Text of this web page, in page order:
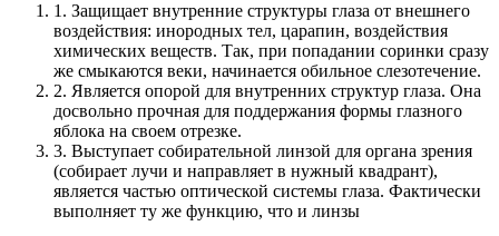
1. Защищает внутренние структуры глаза от внешнего
воздействия: инородных тел, царапин, воздействия
химических веществ. Так, при попадании соринки сразу
же смыкаются веки, начинается обильное слезотечение.
2. Является опорой для внутренних структур глаза. Она
досвольно прочная для поддержания формы глазного
яблока на своем отрезке.
3. Выступает собирательной линзой для органа зрения
(собирает лучи и направляет в нужный квадрант),
является частью оптической системы глаза. Фактически
выполняет ту же функцию, что и линзы